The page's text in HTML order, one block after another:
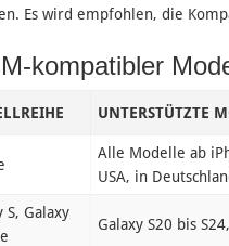
Es wird empfohlen, die
kompatibler
UNTERSTÜTZTE
Alle Modelle ab
USA, in
S, Galaxy
Galaxy S20 bis